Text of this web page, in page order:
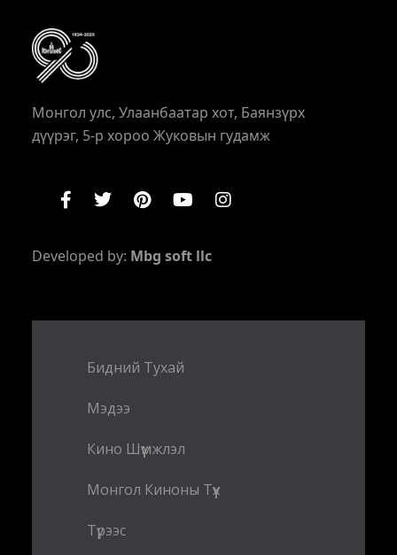
Монгол улс, Улаанбаатар хот, Баянзүрх
дүүрэг, 5-р хороо Жуковын гудамж
Developed by: Mbg soft llc
Бидний Тухай
Мэдээ
Кино Шүүмжлэл
Монгол Киноны Түүх
Түрээс